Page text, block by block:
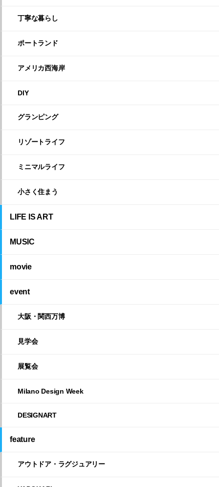
丁寧な暮らし
ポートランド
アメリカ西海岸
DIY
グランピング
リゾートライフ
ミニマルライフ
小さく住まう
LIFE IS ART
MUSIC
movie
event
大阪・関西万博
見学会
展覧会
Milano Design Week
DESIGNART
feature
アウトドア・ラグジュアリー